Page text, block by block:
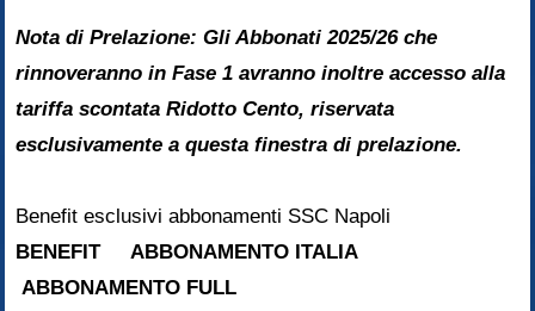
Nota di Prelazione: Gli Abbonati 2025/26 che
rinnoveranno in Fase 1 avranno inoltre accesso alla
tariffa scontata Ridotto Cento, riservata
esclusivamente a questa finestra di prelazione.
Benefit esclusivi abbonamenti SSC Napoli
BENEFIT ABBONAMENTO ITALIA
ABBONAMENTO FULL